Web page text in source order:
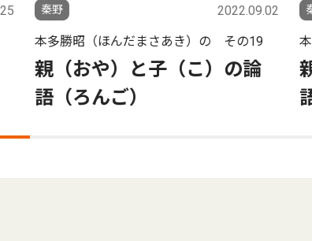
秦野 2022.09.02
本多勝昭（ほんだまさあき）の その19
親（おや）と子（こ）の論
語（ろんご）
秦野
本